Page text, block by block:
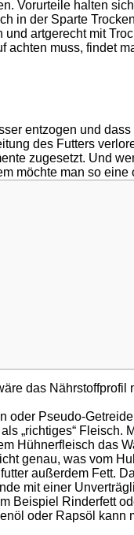
Vorurteile halten
in der Sparte
artgerecht mit
muss, findet
entzogen und
des Futters
zugesetzt. Und
möchte man so
das
Pseudo-
„richtiges“ Fleisch.
Hühnerfleisch das
genau, was vom
außerdem Fett.
mit einer
Beispiel Rinderfett
oder Rapsöl